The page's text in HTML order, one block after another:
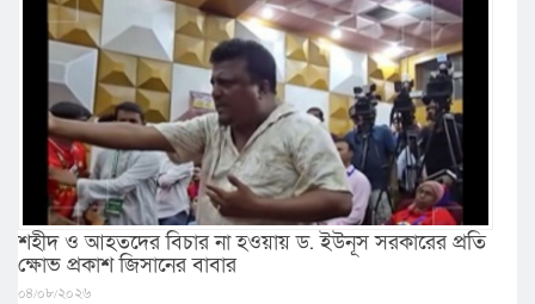
শহীদ ও আহতদের বিচার না হওয়ায় ড. ইউনূস সরকারের প্রতি
ক্ষোভ প্রকাশ জিসানের বাবার
০৪/০৮/২০২৬